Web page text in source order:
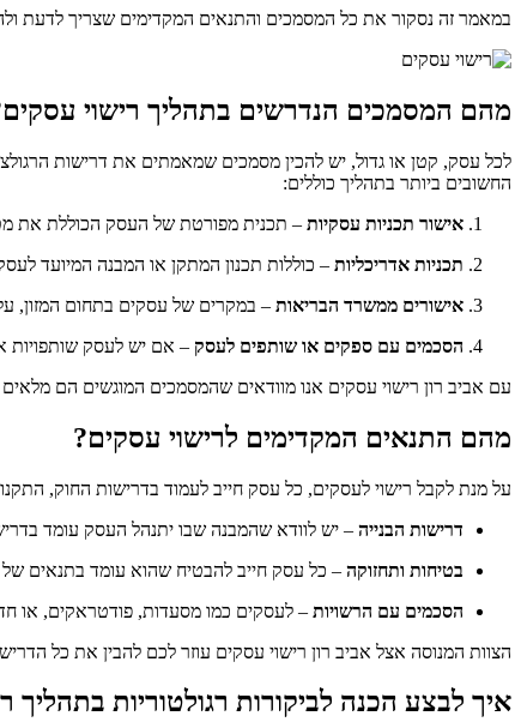
במאמר זה נסקור את כל המסמכים והתנאים המקדימים שצריך לדעת
מהם המסמכים הנדרשים בתהליך רישוי
לכל עסק, קטן או גדול, יש להכין מסמכים שמאמתים את דרישות
החשובים ביותר בתהליך כוללים:
אישור תכניות עסקיות – תכנית מפורטת של העסק הכוללת את
תכניות אדריכליות – כוללות תכנון המתקן או המבנה המיועד
אישורים ממשרד הבריאות – במקרים של עסקים בתחום המזון,
הסכמים עם ספקים או שותפים לעסק – אם יש לעסק שותפויות
עם אביב רון רישוי עסקים אנו מוודאים שהמסמכים המוגשים הם מלאים
מהם התנאים המקדימים לרישוי עסקים?
על מנת לקבל רישוי לעסקים, כל עסק חייב לעמוד בדרישות החוק,
דרישות הבנייה – יש לוודא שהמבנה שבו יתנהל העסק עומד
בטיחות ותחזוקה – כל עסק חייב להבטיח שהוא עומד בתנאים של
הסכמים עם הרשויות – לעסקים כמו מסעדות, פודטראקים, או
הצוות המנוסה אצל אביב רון רישוי עסקים עוזר לכם להבין את כל
איך לבצע הכנה לביקורות רגולטוריות בתהליך